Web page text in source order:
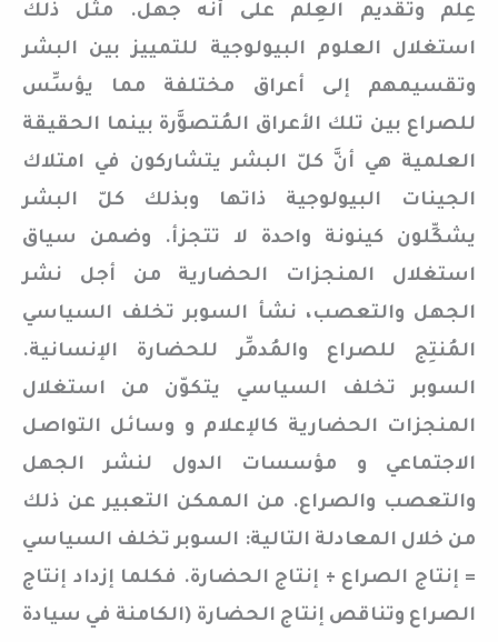
عِلم وتقديم العِلم على أنه جهل. مثل ذلك
استغلال العلوم البيولوجية للتمييز بين البشر
وتقسيمهم إلى أعراق مختلفة مما يؤسِّس
للصراع بين تلك الأعراق المُتصوَّرة بينما الحقيقة
العلمية هي أنَّ كلّ البشر يتشاركون في امتلاك
الجينات البيولوجية ذاتها وبذلك كلّ البشر
يشكِّلون كينونة واحدة لا تتجزأ. وضمن سياق
استغلال المنجزات الحضارية من أجل نشر
الجهل والتعصب، نشأ السوبر تخلف السياسي
المُنتِج للصراع والمُدمِّر للحضارة الإنسانية.
السوبر تخلف السياسي يتكوّن من استغلال
المنجزات الحضارية كالإعلام و وسائل التواصل
الاجتماعي و مؤسسات الدول لنشر الجهل
والتعصب والصراع. من الممكن التعبير عن ذلك
من خلال المعادلة التالية: السوبر تخلف السياسي
= إنتاج الصراع ÷ إنتاج الحضارة. فكلما إزداد إنتاج
الصراع وتناقص إنتاج الحضارة (الكامنة في سيادة